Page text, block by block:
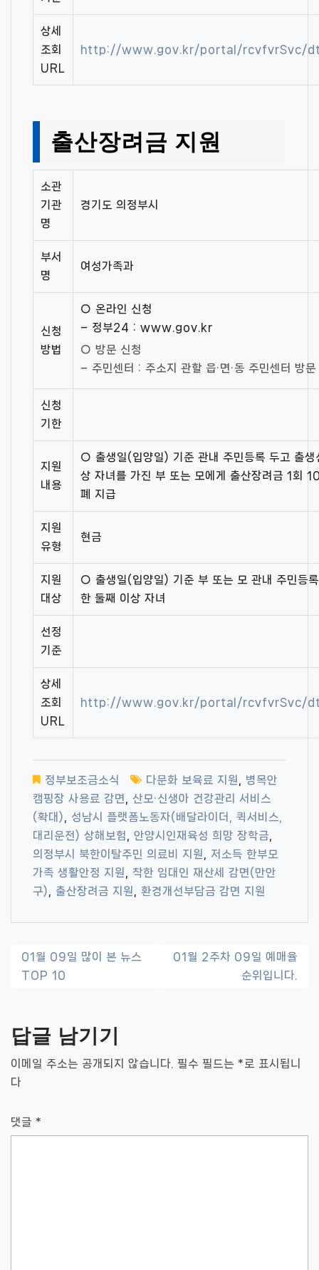
상세
조회
URL
http://www.gov.kr/portal/rcvfvrSvc/
출산장려금 지원
소관
기관
명
경기도 의정부시
부서
명
여성가족과
신청
방법
○ 온라인 신청
– 정부24 : www.gov.kr
○ 방문 신청
– 주민센터 : 주소지 관할 읍·면·동 주민센터 방문
신청
기한
지원
내용
○ 출생일(입양일) 기준 관내 주민등록 두고 출
상 자녀를 가진 부 또는 모에게 출산장려금 1회
폐 지급
지원
유형
현금
지원
대상
○ 출생일(입양일) 기준 부 또는 모 관내 주민등
한 둘째 이상 자녀
선정
기준
상세
조회
URL
http://www.gov.kr/portal/rcvfvrSvc/
정부보조금소식 다문화 보육료 지원
병목안
캠핑장 사용료 감면
산모·신생아 건강관리 서비스
(확대)
성남시 플랫폼노동자(배달라이더, 퀵서비스,
대리운전) 상해보험
안양시인재육성 희망 장학금
의정부시 북한이탈주민 의료비 지원
저소득 한부모
가족 생활안정 지원
착한 임대인 재산세 감면(만안
구)
출산장려금 지원 환경개선부담금 감면 지원
글
내
게
이
션
01월 09일 많이 본 뉴스
TOP 10
01월 2주차 09일 예매율
순위입니다.
답글 남기기
이메일 주소는 공개되지 않습니다. 필수 필드는 * 로 표시됩니
다
댓글 *